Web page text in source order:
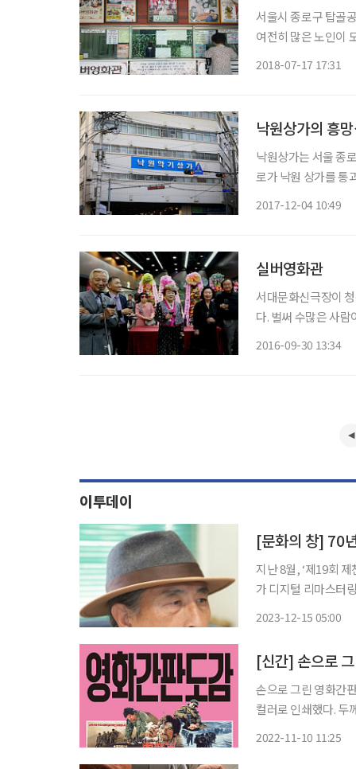
서울시 종로구 탑골
여전히 많은 노인이 모여들고 있는 곳이다. 이 종로 일대에 나오는 많은 시니어는 어떻게 시간
2018-07-17 17:31
낙원상가의 흥
낙원상가는 서울 종
로가 낙원 상가를 통
2017-12-04 10:49
실버영화관
서대문화신극장이
다. 벌써 수많은 사람이 다녀갔다. 주중과 주말의 개념이
2016-09-30 13:34
이투데이
[문화의 창] 70
지난 8월, ‘제19회
가 디지털 리마스터
2023-12-15 05:00
[신간] 손으로
손으로 그린 영화간판 1000점 한
컬러로 인쇄했다. 두
2022-11-10 11:25